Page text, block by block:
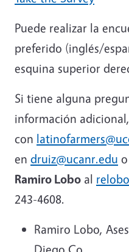
Puede realizar la
preferido (inglés/
esquina superior
Si tiene alguna
información
con
en druiz@ucanr.edu
Ramiro Lobo al
243-4608.
Ramiro Lobo,